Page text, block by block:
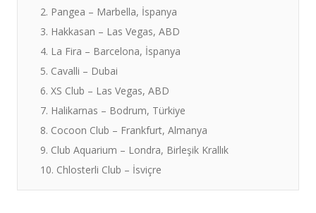
2. Pangea – Marbella, İspanya
3. Hakkasan – Las Vegas, ABD
4. La Fira – Barcelona, İspanya
5. Cavalli – Dubai
6. XS Club – Las Vegas, ABD
7. Halikarnas – Bodrum, Türkiye
8. Cocoon Club – Frankfurt, Almanya
9. Club Aquarium – Londra, Birleşik Krallık
10. Chlosterli Club – İsviçre